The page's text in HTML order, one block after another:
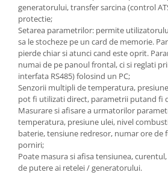
Pompe de zugravit, gletuit, vopsit
Accesorii utilaje constructii
Pompe de beton
Compresoare
Compresoare angrenare directa
Compresoare angrenare curea
Accesorii compresoare
Incalzitoare de aer
Aeroterme gaz
Aeroterme electrice
generatorului, transfer sarcina (control
protectie;
Setarea parametrilor: permite
sa le stocheze pe un card de memorie.
pierde chiar si atunci cand este oprit.
numai de pe panoul frontal, ci si reglati
interfata RS485) folosind un PC;
Senzorii multipli de temperatura,
pot fi utilizati direct, parametrii putand fi
Masurare si afisare a urmatorilor
temperatura, presiune ulei, nivel
baterie, tensiune redresor, numar ore de
porniri;
Poate masura si afisa tensiunea,
de putere ai retelei / generatorului.